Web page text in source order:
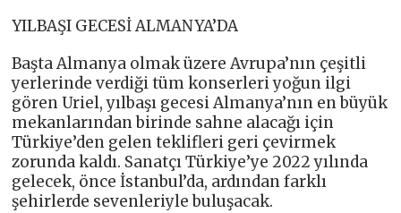
YILBAŞI GECESİ ALMANYA’DA
Başta Almanya olmak üzere Avrupa’nın çeşitli
yerlerinde verdiği tüm konserleri yoğun ilgi
gören Uriel, yılbaşı gecesi Almanya’nın en büyük
mekanlarından birinde sahne alacağı için
Türkiye’den gelen teklifleri geri çevirmek
zorunda kaldı. Sanatçı Türkiye’ye 2022 yılında
gelecek, önce İstanbul’da, ardından farklı
şehirlerde sevenleriyle buluşacak.